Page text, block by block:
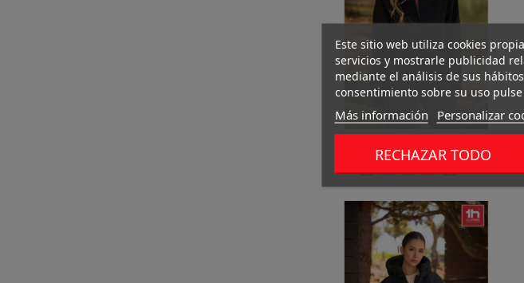
+1
Este sitio web utiliza cookies
servicios y mostrarle publicidad
mediante el análisis de sus
consentimiento sobre su uso
Más información Personalizar
RECHAZAR TODO